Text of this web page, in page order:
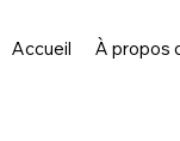
Accueil À propos